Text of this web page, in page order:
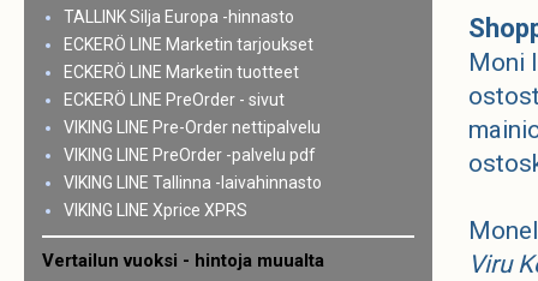
Moni
Viru
TALLINK Silja Europa -hinnasto
ECKERÖ LINE Marketin tarjoukset
ECKERÖ LINE Marketin tuotteet
ECKERÖ LINE PreOrder - sivut
VIKING LINE Pre-Order nettipalvelu
VIKING LINE PreOrder -palvelu pdf
VIKING LINE Tallinna -laivahinnasto
VIKING LINE Xprice XPRS
Vertailun vuoksi - hintoja muualta